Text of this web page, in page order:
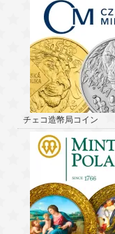
チェコ造幣局コイン